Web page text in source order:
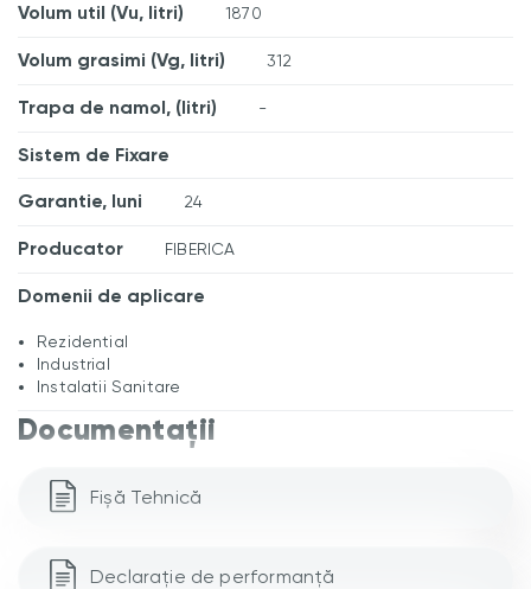
Volum util (Vu, litri) 1870
Volum grasimi (Vg, litri) 312
Trapa de namol, (litri) -
Sistem de Fixare
Garantie, luni 24
Producator FIBERICA
Domenii de aplicare
Rezidential
Industrial
Instalatii Sanitare
Documentații
Fișă Tehnică
Declarație de performanță